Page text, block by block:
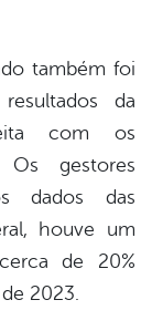
também foi
da
com os
Os gestores
dados das
houve um
de 20%
2023.